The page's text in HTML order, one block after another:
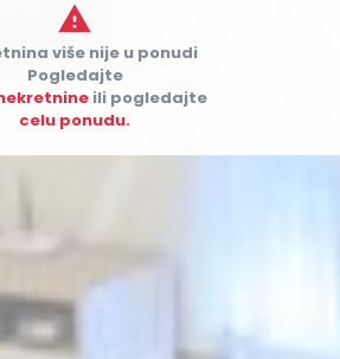

više nije u ponudi
Pogledajte
ili pogledajte
celu ponudu.